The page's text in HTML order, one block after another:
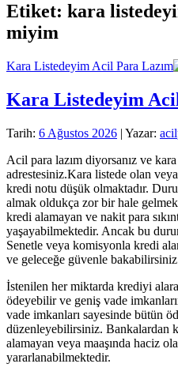
Etiket: kara
miyim
Kara Listedeyim Acil Para Lazım
Kara Listedeyim
Tarih: 6 Ağustos 2026 | Yazar:
Acil para lazım diyorsanız ve
adrestesiniz.Kara listede olan
kredi notu düşük olmaktadır.
almak oldukça zor bir hale
kredi alamayan ve nakit para
yaşayabilmektedir. Ancak bu
Senetle veya komisyonla kredi
ve geleceğe güvenle
İstenilen her miktarda krediyi
ödeyebilir ve geniş vade
vade imkanları sayesinde bütün
düzenleyebilirsiniz. Bankalardan
alamayan veya maaşında haciz
yararlanabilmektedir.